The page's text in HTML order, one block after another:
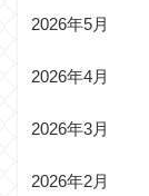
2026年5月
2026年4月
2026年3月
2026年2月